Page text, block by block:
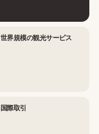
世界規模の観光サービス
国際取引